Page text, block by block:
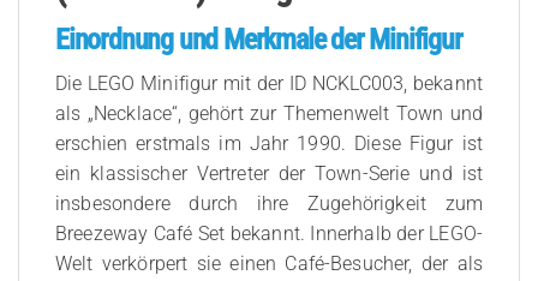
Einordnung und Merkmale der Minifigur
Die LEGO Minifigur mit der ID NCKLC003, bekannt
als „Necklace“, gehört zur Themenwelt Town und
erschien erstmals im Jahr 1990. Diese Figur ist
ein klassischer Vertreter der Town-Serie und ist
insbesondere durch ihre Zugehörigkeit zum
Breezeway Café Set bekannt. Innerhalb der LEGO-
Welt verkörpert sie einen Café-Besucher, der als